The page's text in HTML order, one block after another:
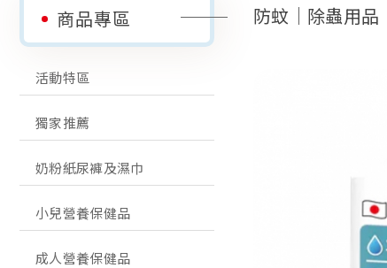
商品專區
活動特區
獨家推薦
奶粉紙尿褲及濕巾
小兒營養保健品
成人營養保健品
防蚊│除蟲用品